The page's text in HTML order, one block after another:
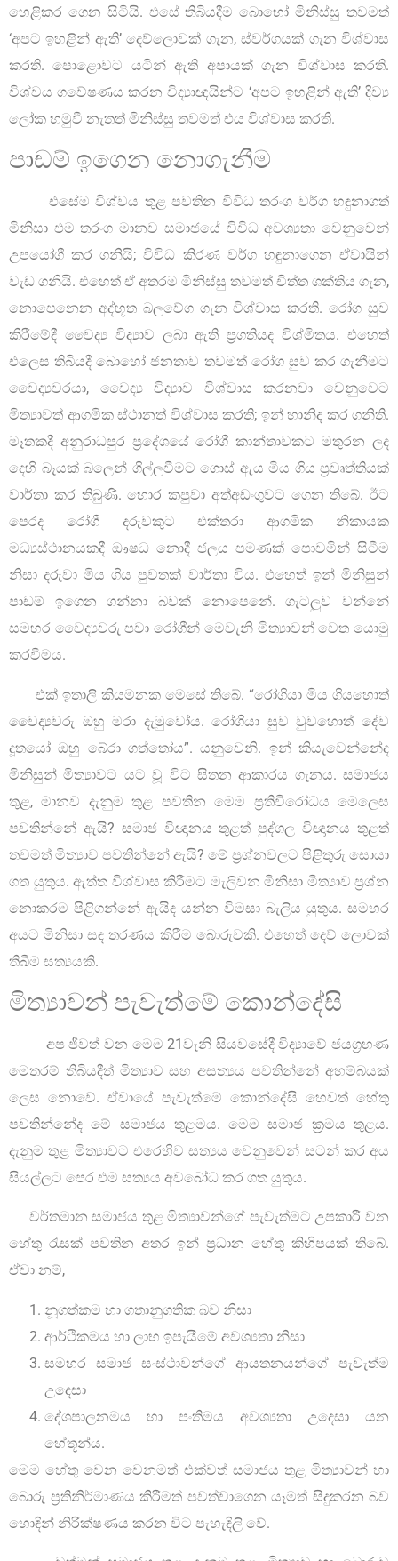
හෙළිකර ගෙන සිටියි. එසේ තිබියදීම බොහෝ මිනිස්සු තවමත්
‘අපට ඉහළින් ඇති’ දෙව්ලොවක් ගැන, ස්වර්ගයක් ගැන විශ්වාස
කරති. පොළොවට යටින් ඇති අපායක් ගැන විශ්වාස කරති.
විශ්වය ගවේෂණය කරන විද්‍යාඥයින්ට ‘අපට ඉහළින් ඇති’ දිව්‍ය
ලෝක හමුවී නැතත් මිනිස්සු තවමත් එය විශ්වාස කරති.
පාඩම් ඉගෙන නොගැනීම
එසේම විශ්වය තුළ පවතින විවිධ තරංග වර්ග හඳුනාගත්
මිනිසා එම තරංග මානව සමාජයේ විවිධ අවශ්‍යතා වෙනුවෙන්
උපයෝගී කර ගනියි; විවිධ කිරණ වර්ග හඳුනාගෙන ඒවායින්
වැඩ ගනියි. එහෙත් ඒ අතරම මිනිස්සු තවමත් චිත්ත ශක්තිය ගැන,
නොපෙනෙන අද්භූත බලවේග ගැන විශ්වාස කරති. රෝග සුව
කිරීමේදී වෛද්‍ය විද්‍යාව ලබා ඇති ප්‍රගතියද විශ්මිතය. එහෙත්
එලෙස තිබියදී බොහෝ ජනතාව තවමත් රෝග සුව කර ගැනීමට
වෛද්‍යවරයා, වෛද්‍ය විද්‍යාව විශ්වාස කරනවා වෙනුවෙට
මිත්‍යාවත් ආගමික ස්ථානත් විශ්වාස කරති; ඉන් හානිද කර ගනිති.
මෑතකදී අනුරාධපුර ප්‍රදේශයේ රෝගී කාන්තාවකට මතුරන ලද
දෙහි බෑයක් බලෙන් ගිල්ලවීමට ගොස් ඇය මිය ගිය ප්‍රවෘත්තියක්
වාර්තා කර තිබුණි. හොර කපුවා අත්අඩංගුවට ගෙන තිබේ. ඊට
පෙරද රෝගී දරුවකුට එක්තරා ආගමික නිකායක
මධ්‍යස්ථානයකදී ඖෂධ නොදී ජලය පමණක් පොවමින් සිටීම
නිසා දරුවා මිය ගිය පුවතක් වාර්තා විය. එහෙත් ඉන් මිනිසුන්
පාඩම් ඉගෙන ගන්නා බවක් නොපෙනේ. ගැටලුව වන්නේ
සමහර වෛද්‍යවරු පවා රෝගීන් මෙවැනි මිත්‍යාවන් වෙත යොමු
කරවීමය.
එක් ඉතාලි කියමනක මෙසේ තිබේ. “රෝගියා මිය ගියහොත්
වෛද්‍යවරු ඔහු මරා දැමුවෝය. රෝගියා සුව වුවහොත් දේව
දූතයෝ ඔහු බේරා ගත්තෝය”. යනුවෙනි. ඉන් කියැවෙන්නේද
මිනිසුන් මිත්‍යාවට යට වූ විට සිතන ආකාරය ගැනය. සමාජය
තුළ, මානව දැනුම තුළ පවතින මෙම ප්‍රතිවිරෝධය මෙලෙස
පවතින්නේ ඇයි? සමාජ විඥානය තුළත් පුද්ගල විඥානය තුළත්
තවමත් මිත්‍යාව පවතින්නේ ඇයි? මේ ප්‍රශ්නවලට පිළිතුරු සොයා
ගත යුතුය. ඇත්ත විශ්වාස කිරීමට මැලිවන මිනිසා මිත්‍යාව ප්‍රශ්න
නොකරම පිළිගන්නේ ඇයිද යන්න විමසා බැලිය යුතුය. සමහර
අයට මිනිසා සඳ තරණය කිරීම බොරුවකි. එහෙත් දෙව් ලොවක්
තිබීම සත්‍යයකි.
මිත්‍යාවන් පැවැත්මේ කොන්දේසි
අප ජීවත් වන මෙම 21වැනි සියවසේදී විද්‍යාවේ ජයග්‍රහණ
මෙතරම් තිබියදීත් මිත්‍යාව සහ අසත්‍යය පවතින්නේ අහම්බයක්
ලෙස නොවේ. ඒවායේ පැවැත්මේ කොන්දේසි හෙවත් හේතු
පවතින්නේද මේ සමාජය තුළමය. මෙම සමාජ ක්‍රමය තුළය.
දැනුම තුළ මිත්‍යාවට එරෙහිව සත්‍යය වෙනුවෙන් සටන් කර අය
සියල්ලට පෙර එම සත්‍යය අවබෝධ කර ගත යුතුය.
වර්තමාන සමාජය තුළ මිත්‍යාවන්ගේ පැවැත්මට උපකාරී වන
හේතු රැසක් පවතින අතර ඉන් ප්‍රධාන හේතු කිහිපයක් තිබේ.
ඒවා නම්,
නූගත්කම හා ගතානුගතික බව නිසා
ආර්ථිකමය හා ලාභ ඉපැයීමේ අවශ්‍යතා නිසා
සමහර සමාජ සංස්ථාවන්ගේ ආයතනයන්ගේ පැවැත්ම
උදෙසා
දේශපාලනමය හා පංතිමය අවශ්‍යතා උදෙසා යන
හේතූන්ය.
මෙම හේතු වෙන වෙනමත් එක්වත් සමාජය තුළ මිත්‍යාවන් හා
බොරු ප්‍රතිනිර්මාණය කිරීමත් පවත්වාගෙන යෑමත් සිදුකරන බව
හොඳින් නිරීක්ෂණය කරන විට පැහැදිලි වේ.